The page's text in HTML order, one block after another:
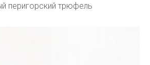
перигорский трюфель